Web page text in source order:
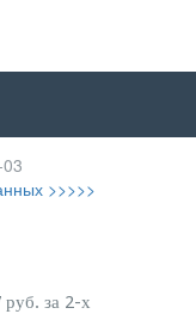
>>>>>
за 2-х